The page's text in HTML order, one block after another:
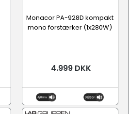
Monacor PA-928D kompakt
mono forstærker (1x280W)
4.999 DKK